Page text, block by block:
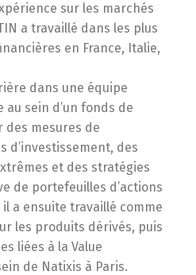
sur les marchés
a travaillé dans les plus
en France, Italie,
dans une équipe
au sein d’un fonds de
des mesures de
d’investissement, des
et des stratégies
de portefeuilles d’actions
a ensuite travaillé comme
les produits dérivés, puis
liées à la Value
de Natixis à Paris.